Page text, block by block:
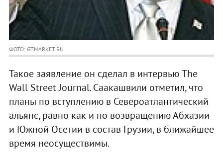
ФОТО: GTMARKET.RU
Такое заявление он сделал в интервью The
Wall Street Journal. Саакашвили отметил, что
планы по вступлению в Североатлантический
альянс, равно как и по возвращению Абхазии
и Южной Осетии в состав Грузии, в ближайшее
время неосуществимы.